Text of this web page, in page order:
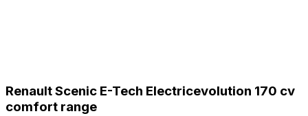
Renault Scenic E-Tech Electricevolution 170 cv
comfort range